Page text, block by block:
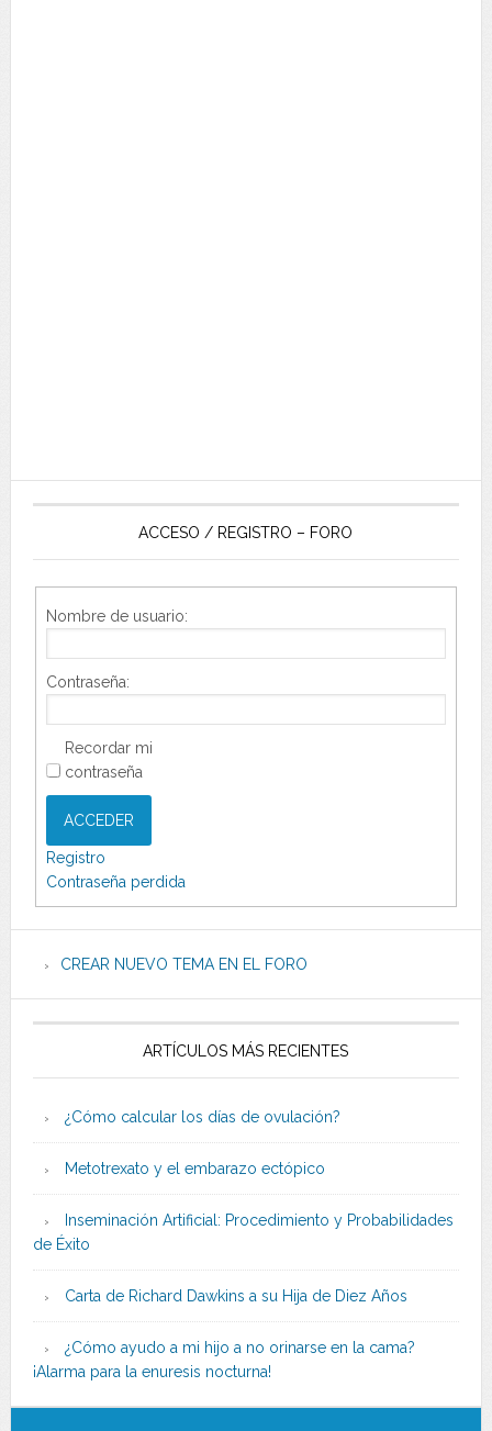
ACCESO / REGISTRO – FORO
Nombre de usuario:
Contraseña:
Recordar mi
contraseña
ACCEDER
Registro
Contraseña perdida
CREAR NUEVO TEMA EN EL FORO
ARTÍCULOS MÁS RECIENTES
¿Cómo calcular los días de ovulación?
Metotrexato y el embarazo ectópico
Inseminación Artificial: Procedimiento y Probabilidades
de Éxito
Carta de Richard Dawkins a su Hija de Diez Años
¿Cómo ayudo a mi hijo a no orinarse en la cama?
¡Alarma para la enuresis nocturna!